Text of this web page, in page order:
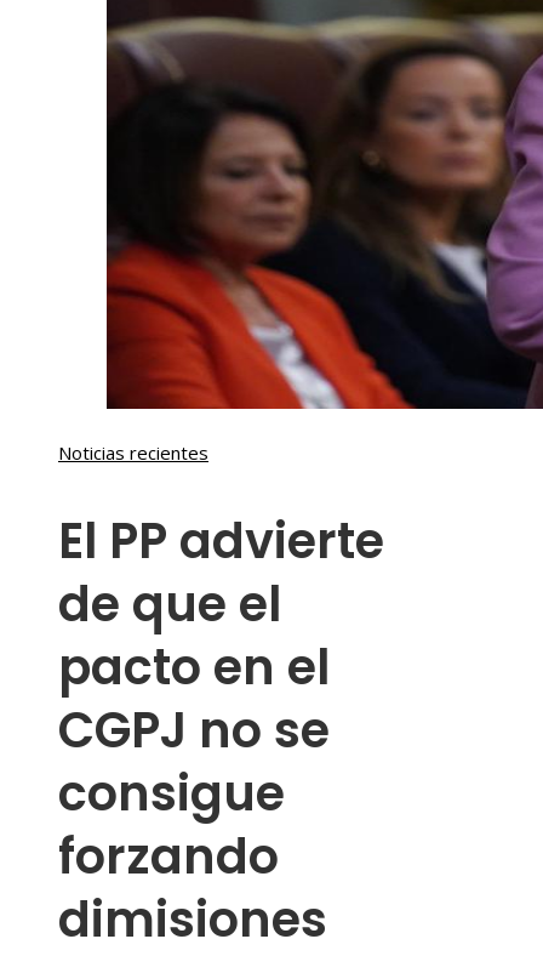
Noticias recientes
El PP advierte
de que el
pacto en el
CGPJ no se
consigue
forzando
dimisiones